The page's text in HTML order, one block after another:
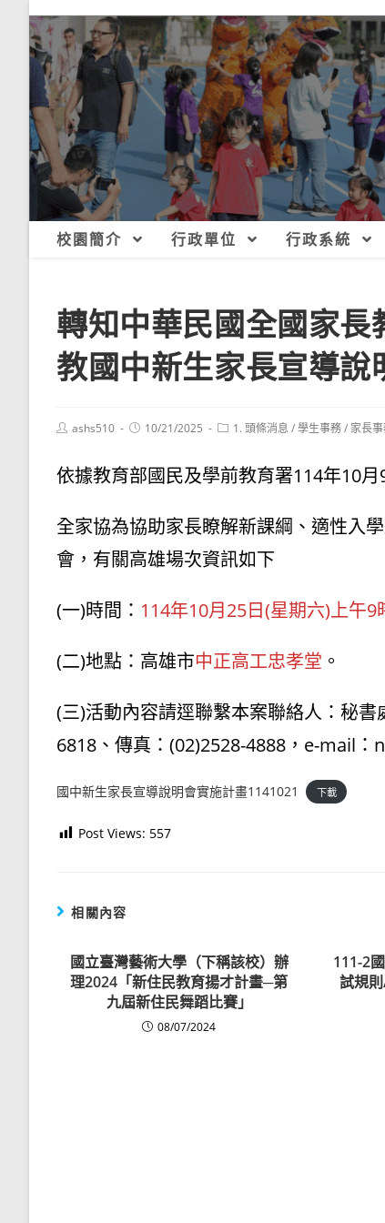
校園簡介 行政單位 行政系統
轉知中華民國全國家
教國中新生家長宣導說
Postashs510
Post10/21/2025
Post1. 頭條消息 /學生事務/ 家長
依據教育部國民及學前教育署114年10
全家協為協助家長瞭解新課綱、適性入
會，有關高雄場次資訊如下
(一)時間： 114年10月25日(星期六)上午9
(二)地點：高雄市中正高工忠孝堂 。
(三)活動內容請逕聯繫本案聯絡人：秘
6818、傳真：(02)2528-4888，e-mail：
國中新生家長宣導說明會實施計畫1141021 下載
Post Views: 557
相關內容
國立臺灣藝術大學（下稱該校）辦
理2024「新住民教育揚才計畫─第
九屆新住民舞蹈比賽」
08/07/2024
111-2
試規